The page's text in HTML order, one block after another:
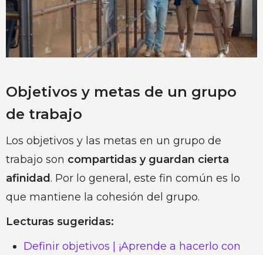
Objetivos y metas de un grupo
de trabajo
Los objetivos y las metas en un grupo de
trabajo son compartidas y guardan cierta
afinidad. Por lo general, este fin común es lo
que mantiene la cohesión del grupo.
Lecturas sugeridas:
Definir objetivos | ¡Aprende a hacerlo con